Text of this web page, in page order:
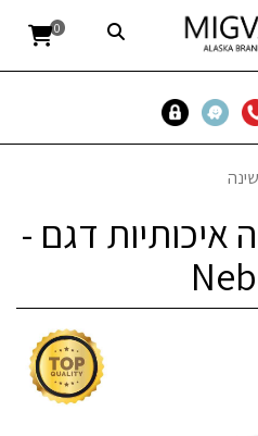
0
איכותיות דגם -